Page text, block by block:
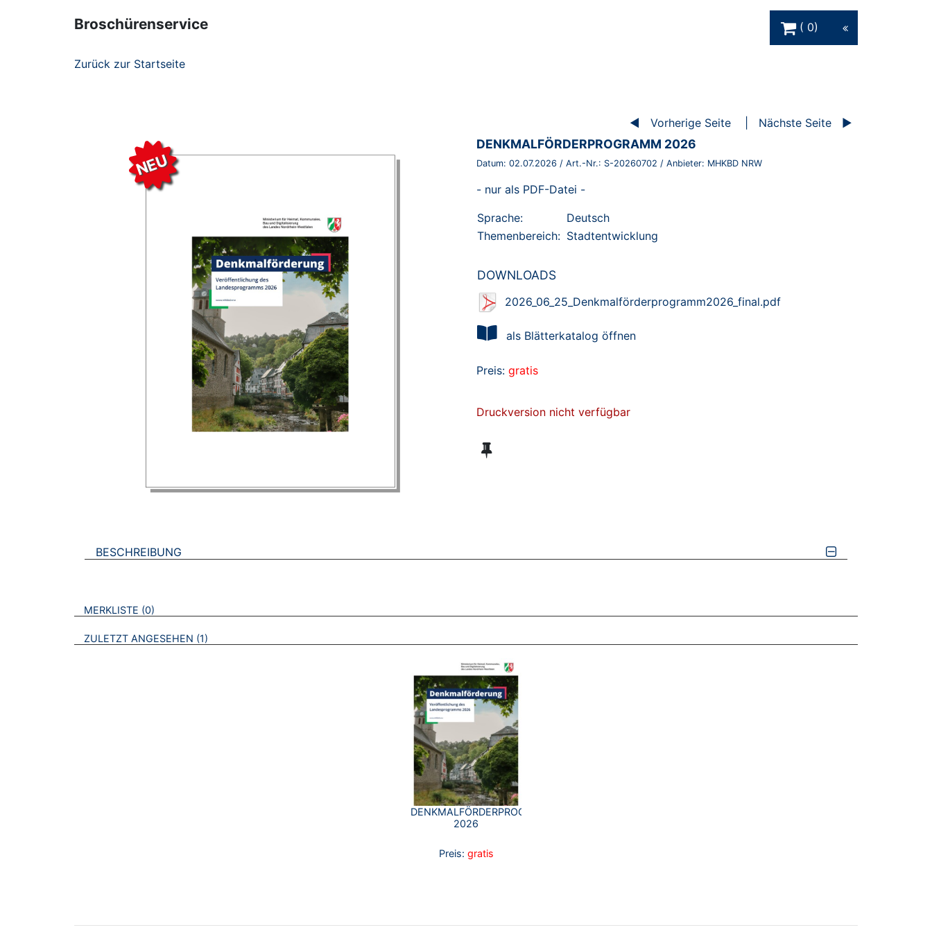
Broschürenservice
0
Zurück zur Startseite
Vorherige Seite Nächste Seite
NEU
BROSCHÜRE:
DENKMALFÖRDERPROGRAMM 2026
Datum: 02.07.2026 / Art.-Nr.: S-20260702 / Anbieter: MHKBD NRW
- nur als PDF-Datei -
Sprache:
Deutsch
Themenbereich: Stadtentwicklung
DOWNLOADS
2026_06_25_Denkmalförderprogramm2026_final.pdf
als Blätterkatalog öffnen
Preis: gratis
Druckversion nicht verfügbar
BESCHREIBUNG
VERWEISE AUF VERMERKTE- ODER ZULETZT ANGESEHENE BROSCHÜREN
MERKLISTE 0
ZULETZT ANGESEHEN 1
DENKMALFÖRDERPROGRAMM
2026
Preis: gratis